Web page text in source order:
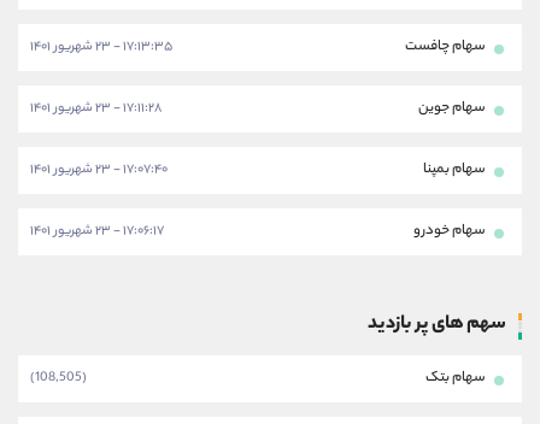
سهام چافست ۱۷:۱۳:۳۵ - ۲۳ شهریور ۱۴۰۱
سهام جوین ۱۷:۱۱:۲۸ - ۲۳ شهریور ۱۴۰۱
سهام بمپنا ۱۷:۰۷:۴۰ - ۲۳ شهریور ۱۴۰۱
سهام خودرو ۱۷:۰۶:۱۷ - ۲۳ شهریور ۱۴۰۱
سهم های پر بازدید
سهام بتک (108,505)